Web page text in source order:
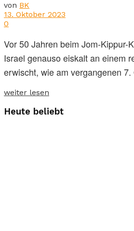
von BK
13. Oktober 2023
0
Vor 50 Jahren beim Jom-Kippur-
Israel genauso eiskalt an einem
erwischt, wie am vergangenen 7.
weiter lesen
Heute beliebt